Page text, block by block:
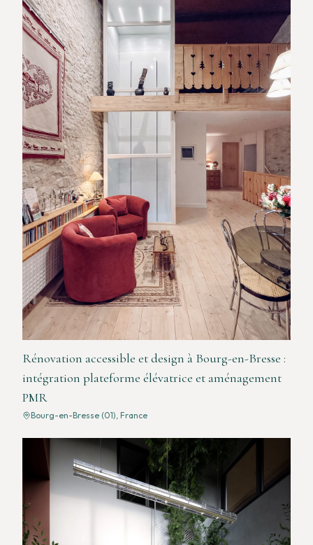
Rénovation accessible et design à Bourg-en-Bresse :
intégration plateforme élévatrice et aménagement
PMR
Bourg-en-Bresse (01), France